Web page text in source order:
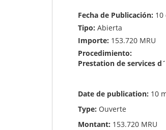
Fecha de Publicación: 10
Tipo: Abierta
Importe: 153.720 MRU
Procedimiento:
Prestation de services
Date de publication: 10
Type: Ouverte
Montant: 153.720 MRU